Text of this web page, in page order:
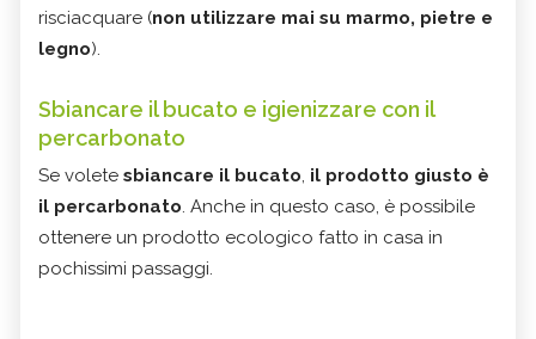
risciacquare (non utilizzare mai su marmo, pietre e
legno).
Sbiancare il bucato e igienizzare con il
percarbonato
Se volete sbiancare il bucato, il prodotto giusto è
il percarbonato. Anche in questo caso, è possibile
ottenere un prodotto ecologico fatto in casa in
pochissimi passaggi.